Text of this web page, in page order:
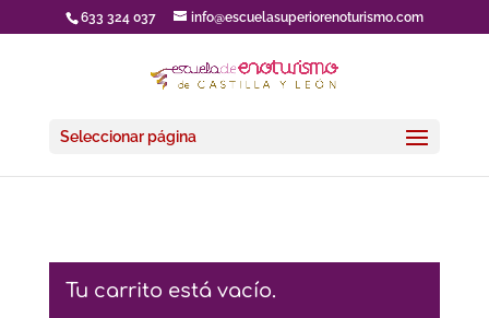
633 324 037 info@escuelasuperiorenoturismo.com
Seleccionar página
Tu carrito está vacío.